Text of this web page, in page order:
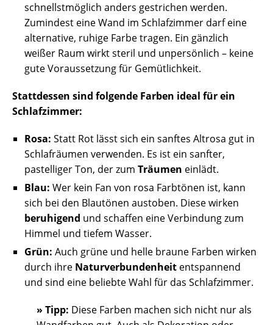
schnellstmöglich anders gestrichen werden.
Zumindest eine Wand im Schlafzimmer darf eine
alternative, ruhige Farbe tragen. Ein gänzlich
weißer Raum wirkt steril und unpersönlich – keine
gute Voraussetzung für Gemütlichkeit.
Stattdessen sind folgende Farben ideal für ein
Schlafzimmer:
Rosa: Statt Rot lässt sich ein sanftes Altrosa gut in
Schlafräumen verwenden. Es ist ein sanfter,
pastelliger Ton, der zum Träumen einlädt.
Blau: Wer kein Fan von rosa Farbtönen ist, kann
sich bei den Blautönen austoben. Diese wirken
beruhigend und schaffen eine Verbindung zum
Himmel und tiefem Wasser.
Grün: Auch grüne und helle braune Farben wirken
durch ihre Naturverbundenheit entspannend
und sind eine beliebte Wahl für das Schlafzimmer.
» Tipp: Diese Farben machen sich nicht nur als